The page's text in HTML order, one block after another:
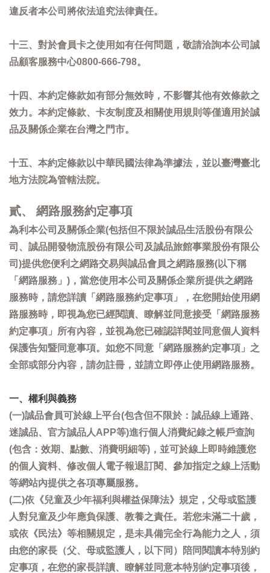
違反者本公司將依法追究法律責任。
十三、對於會員卡之使用如有任何問題，敬請洽詢本公司誠
品顧客服務中心0800-666-798。
十四、本約定條款如有部分無效時，不影響其他有效條款之
效力。本約定條款、卡友制度及相關使用規則等僅適用於誠
品及關係企業在台灣之門市。
十五、本約定條款以中華民國法律為準據法，並以臺灣臺北
地方法院為管轄法院。
貳、 網路服務約定事項
為利本公司及關係企業(包括但不限於誠品生活股份有限公
司、誠品開發物流股份有限公司及誠品旅館事業股份有限公
司)提供您便利之網路交易與誠品會員之網路服務(以下稱
「網路服務」)，當您使用本公司及關係企業所提供之網路
服務時，請您詳讀「網路服務約定事項」，在您開始使用網
路服務時，即視為您已經閱讀、瞭解並同意接受「網路服務
約定事項」所有內容，並視為您已確認詳閱並同意個人資料
保護告知暨同意事項。如您不同意「網路服務約定事項」之
全部或部分內容，請勿註冊，並請立即停止使用網路服務。
一、權利與義務
(一)誠品會員可於線上平台(包含但不限於：誠品線上通路、
迷誠品、官方誠品人APP等)進行個人消費紀錄之帳戶查詢
(包含：效期、點數、消費明細等)，並可於線上即時維護您
的個人資料、修改個人電子報退訂閱、參加指定之線上活動
等網站內提供之各項專屬服務。
(二)依《兒童及少年福利與權益保障法》規定，父母或監護
人對兒童及少年應負保護、教養之責任。若您未滿二十歲，
或依《民法》等相關規定，是未具備完全行為能力之人，須
由您的家長（父、母或監護人，以下同）陪同閱讀本特別約
定事項，在您的家長詳讀、瞭解並同意本特別約定事項後，